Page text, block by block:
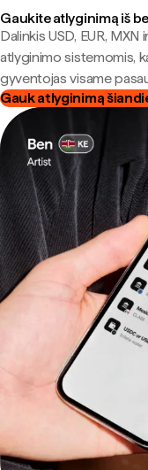
Gaukite atlyginimą iš
Dalinkis USD, EUR,
atlyginimo sistemomis,
gyventojas visame
Gauk atlyginimą